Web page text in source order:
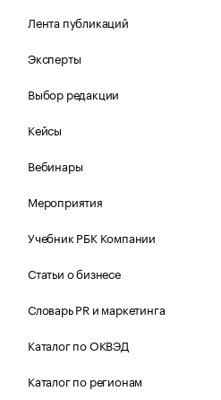
Лента публикаций
Эксперты
Выбор редакции
Кейсы
Вебинары
Мероприятия
Учебник РБК Компании
Статьи о бизнесе
Словарь PR и маркетинга
Каталог по ОКВЭД
Каталог по регионам